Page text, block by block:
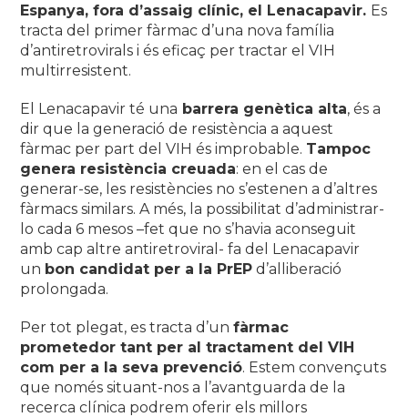
Espanya, fora d’assaig clínic, el Lenacapavir. Es
tracta del primer fàrmac d’una nova família
d’antiretrovirals i és eficaç per tractar el VIH
multirresistent.
El Lenacapavir té una barrera genètica alta, és a
dir que la generació de resistència a aquest
fàrmac per part del VIH és improbable. Tampoc
genera resistència creuada: en el cas de
generar-se, les resistències no s’estenen a d’altres
fàrmacs similars. A més, la possibilitat d’administrar-
lo cada 6 mesos –fet que no s’havia aconseguit
amb cap altre antiretroviral- fa del Lenacapavir
un bon candidat per a la PrEP d’alliberació
prolongada.
Per tot plegat, es tracta d’unfàrmac
prometedor tant per al tractament del VIH
com per a la seva prevenció. Estem convençuts
que només situant-nos a l’avantguarda de la
recerca clínica podrem oferir els millors